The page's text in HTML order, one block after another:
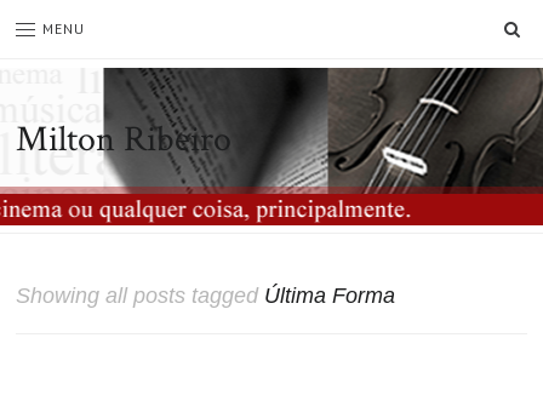
MENU
Milton Ribeiro
Showing all posts tagged Última Forma